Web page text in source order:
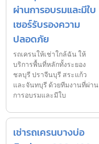
ผ่านการอบรมและมีใบ
เซอร์รับรองความ
ปลอดภัย
รถเครนให้เช่าใกล้ฉัน ให้
บริการพื้นที่หลักทั้งระยอง
ชลบุรี ปราจีนบุรี สระแก้ว
และจันทบุรี ด้วยทีมงานที่ผ่าน
การอบรมและมีใบ
เช่ารถเครนบางบ่อ